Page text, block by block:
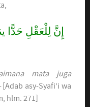
إِنَّ لِلْعَقْلِ حَدًّا
mata juga
[Adab asy-Syafi’i wa
hlm. 271]